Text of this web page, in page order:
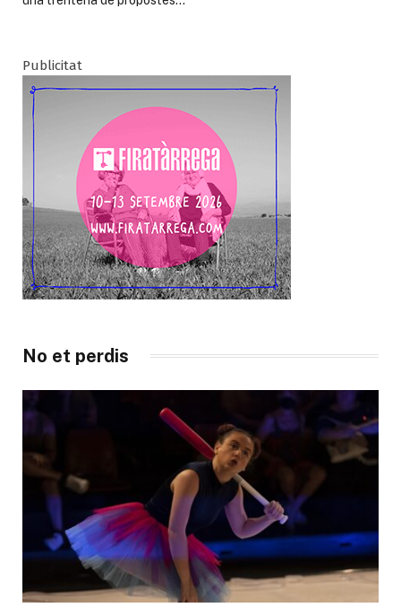
Publicitat
No et perdis